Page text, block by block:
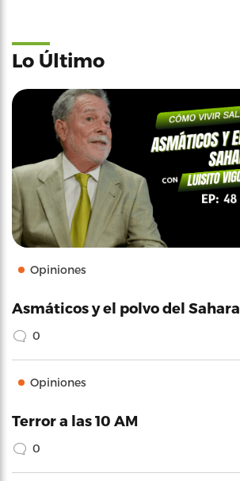
Lo Último
Opiniones
Asmáticos y el polvo del Sahara
0
Opiniones
Terror a las 10 AM
0